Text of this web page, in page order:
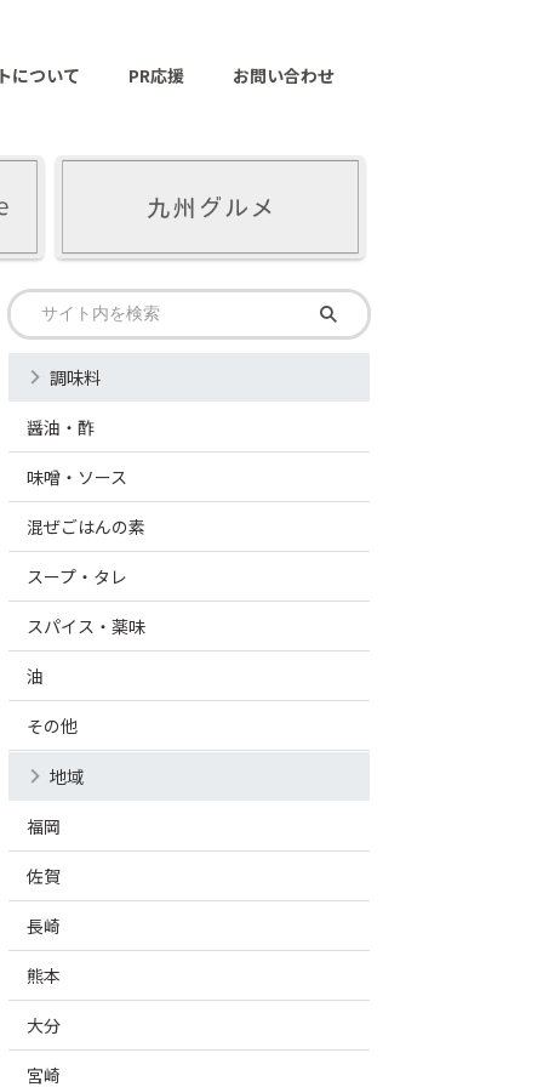
について PR応援 お問い合わせ
調味料
醤油・酢
味噌・ソース
混ぜごはんの素
スープ・タレ
スパイス・薬味
油
その他
地域
福岡
佐賀
長崎
熊本
大分
宮崎